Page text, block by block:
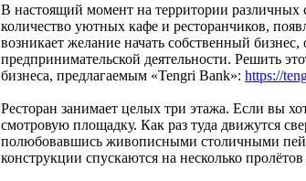
В настоящий момент на территории различных
количество уютных кафе и ресторанчиков,
возникает желание начать собственный бизнес,
предпринимательской деятельности. Решить
бизнеса, предлагаемым «Tengri Bank»: https://
Ресторан занимает целых три этажа. Если вы
смотровую площадку. Как раз туда движутся
полюбовавшись живописными столичными
конструкции спускаются на несколько